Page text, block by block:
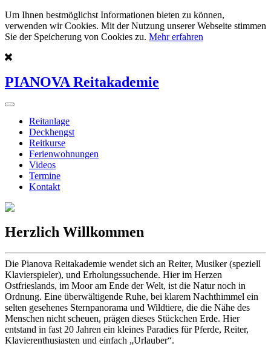
Um Ihnen bestmöglichst Informationen bieten zu können,
verwenden wir Cookies. Mit der Nutzung unserer Webseite stimmen
Sie der Speicherung von Cookies zu. Mehr erfahren
PIANOVA Reitakademie
Reitanlage
Deckhengst
Reitkurse
Ferienwohnungen
Videos
Termine
Kontakt
Herzlich Willkommen
Die Pianova Reitakademie wendet sich an Reiter, Musiker (speziell
Klavierspieler), und Erholungssuchende. Hier im Herzen
Ostfrieslands, im Moor am Ende der Welt, ist die Natur noch in
Ordnung. Eine überwältigende Ruhe, bei klarem Nachthimmel ein
selten gesehenes Sternpanorama und Wildtiere, die die Nähe des
Menschen nicht scheuen, prägen dieses Stückchen Erde. Hier
entstand in fast 20 Jahren ein kleines Paradies für Pferde, Reiter,
Klavierenthusiasten und einfach „Urlauber“.